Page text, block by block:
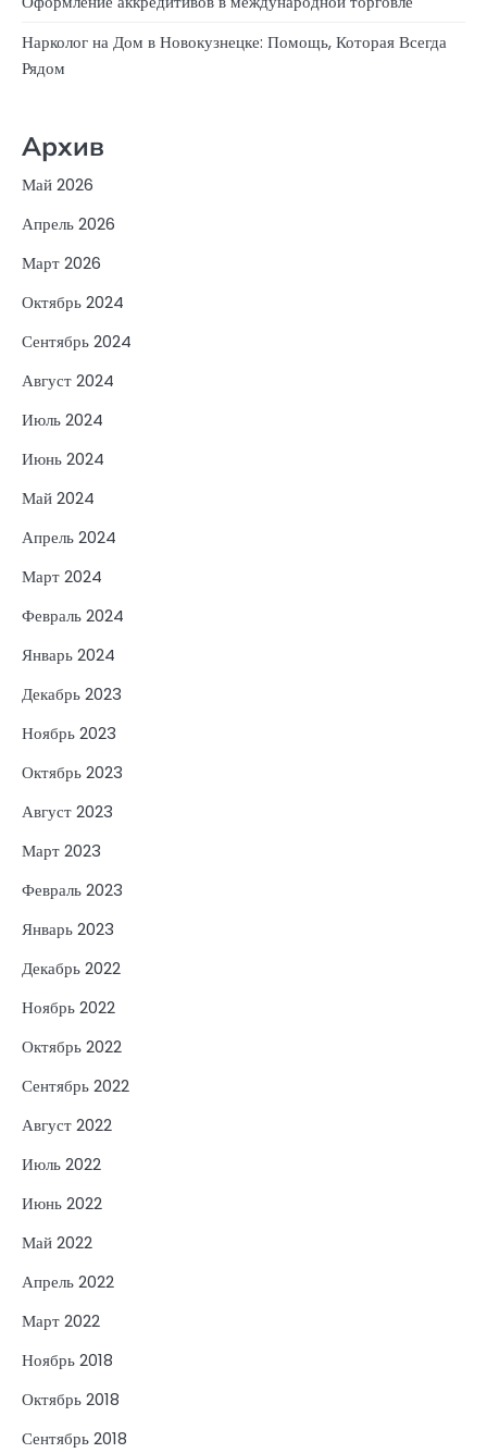
Нарколог на Дом в Новокузнецке: Помощь, Которая Всегда
Рядом
Архив
Май 2026
Апрель 2026
Март 2026
Октябрь 2024
Сентябрь 2024
Август 2024
Июль 2024
Июнь 2024
Май 2024
Апрель 2024
Март 2024
Февраль 2024
Январь 2024
Декабрь 2023
Ноябрь 2023
Октябрь 2023
Август 2023
Март 2023
Февраль 2023
Январь 2023
Декабрь 2022
Ноябрь 2022
Октябрь 2022
Сентябрь 2022
Август 2022
Июль 2022
Июнь 2022
Май 2022
Апрель 2022
Март 2022
Ноябрь 2018
Октябрь 2018
Сентябрь 2018